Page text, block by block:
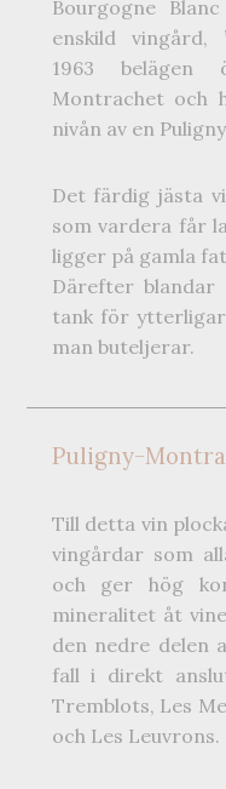
Bourgogne
enskild vingård,
1963 belägen
Montrachet och
nivån av en
Det färdig jästa
som vardera får
ligger på gamla
Därefter
tank för
man buteljerar.
Puligny-
Till detta vin
vingårdar som
och ger hög
mineralitet åt
den nedre delen
fall i direkt
Tremblots, Les
och Les Leuvrons.